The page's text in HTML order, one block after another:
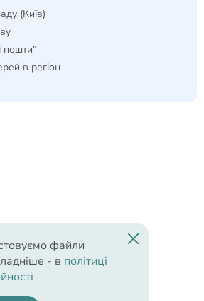
(Київ)
пошти"
в регіон
| Напівдовгошерсті |
файли
- в політиці